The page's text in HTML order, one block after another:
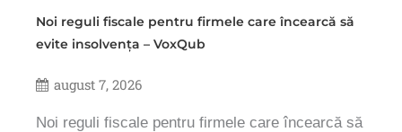
Noi reguli fiscale pentru firmele care încearcă să
evite insolvența – VoxQub
august 7, 2026
Noi reguli fiscale pentru firmele care încearcă să